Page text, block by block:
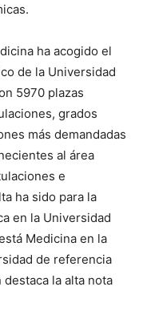
ha acogido el
de la Universidad
5970 plazas
grados
más demandadas
al área
e
ha sido para la
en la Universidad
Medicina en la
de referencia
la alta nota